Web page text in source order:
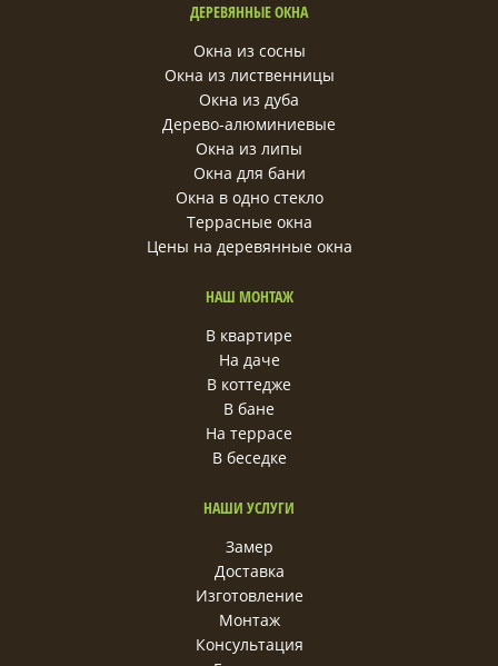
ДЕРЕВЯННЫЕ ОКНА
Окна из сосны
Окна из лиственницы
Окна из дуба
Дерево-алюминиевые
Окна из липы
Окна для бани
Окна в одно стекло
Террасные окна
Цены на деревянные окна
НАШ МОНТАЖ
В квартире
На даче
В коттедже
В бане
На террасе
В беседке
НАШИ УСЛУГИ
Замер
Доставка
Изготовление
Монтаж
Консультация